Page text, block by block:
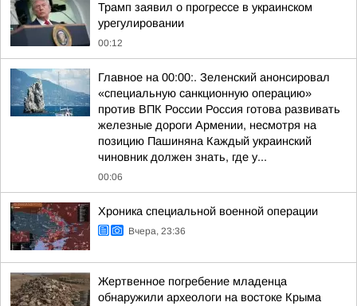
Трамп заявил о прогрессе в украинском
урегулировании
00:12
Главное на 00:00:. Зеленский анонсировал
«специальную санкционную операцию»
против ВПК России Россия готова развивать
железные дороги Армении, несмотря на
позицию Пашиняна Каждый украинский
чиновник должен знать, где у...
00:06
Хроника специальной военной операции
Вчера, 23:36
Жертвенное погребение младенца
обнаружили археологи на востоке Крыма